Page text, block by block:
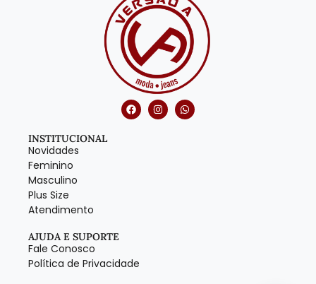
INSTITUCIONAL
Novidades
Feminino
Masculino
Plus Size
Atendimento
AJUDA E SUPORTE
Fale Conosco
Política de Privacidade